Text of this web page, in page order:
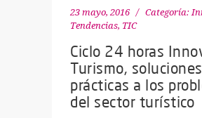
23 mayo, 2016 Categoría:
Tendencias, TIC
Ciclo 24 horas
Turismo, soluciones
prácticas a los
del sector turístico